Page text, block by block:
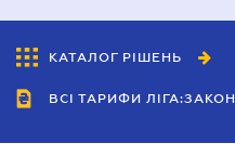
КАТАЛОГ РІШЕНЬ
ВСІ ТАРИФИ ЛІГА:ЗАКОН